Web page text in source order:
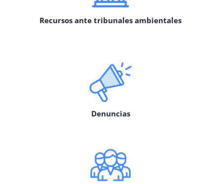
Recursos ante tribunales ambientales
Denuncias